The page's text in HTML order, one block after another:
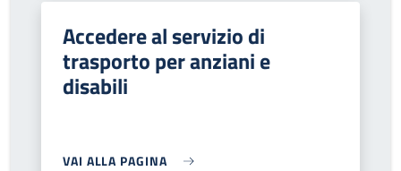
Accedere al servizio di
trasporto per anziani e
disabili
VAI ALLA PAGINA